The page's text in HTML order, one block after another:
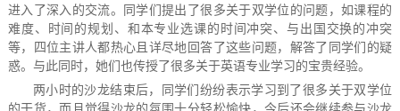
进入了深入的交流。同学们提出了很多关于双学位的问题，如课程的
难度、时间的规划、和本专业选课的时间冲突、与出国交换的冲突
等，四位主讲人都热心且详尽地回答了这些问题，解答了同学们的疑
惑。与此同时，她们也传授了很多关于英语专业学习的宝贵经验。
两小时的沙龙结束后，同学们纷纷表示学习到了很多关于双学位